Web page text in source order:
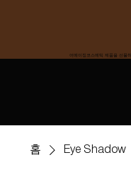
어메이징코스메틱 제품을 선물
홈 Eye Shadow